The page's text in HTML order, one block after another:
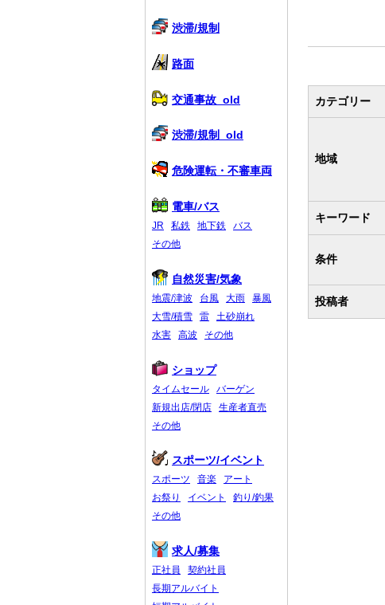
カテゴリー
地域
キーワード
条件
投稿者
渋滞/規制
路面
交通事故_old
渋滞/規制_old
危険運転・不審車両
電車/バス
JR 私鉄 地下鉄
バス
その他
自然災害/気象
地震/津波 台風 大雨
暴風
大雪/積雪
雷
土砂崩れ
水害
高波 その他
ショップ
タイムセール
バーゲン
新規出店/閉店
生産者直売
その他
スポーツ/イベント
スポーツ 音楽
アート
お祭り
イベント
釣り/釣果
その他
求人/募集
正社員
契約社員
長期アルバイト